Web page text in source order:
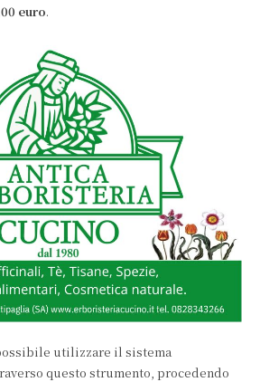
euro.
utilizzare il sistema
questo strumento, procedendo